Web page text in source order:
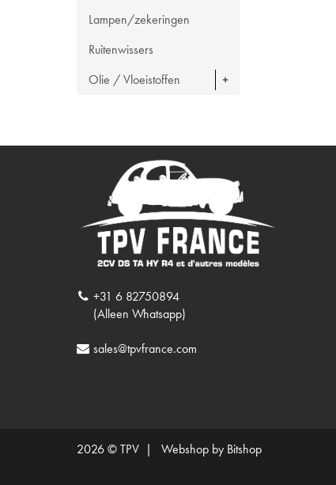
Lampen/zekeringen
Ruitenwissers
Olie / Vloeistoffen
+31 6 82750894
(Alleen Whatsapp)
sales@tpvfrance.com
2026 © TPV | Webshop by Bitshop